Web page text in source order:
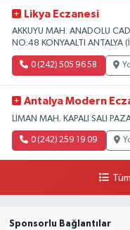
Likya Eczanesi
AKKUYU MAH. ANADOLU
NO:48 KONYAALTI ANTALYA
0 (242) 505 96 58
Antalya Modern
LİMAN MAH. KAPALI SALI
0 (242) 259 19 09
Sponsorlu Bağlantılar